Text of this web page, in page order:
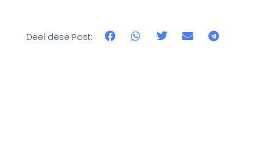
Deel dëse Post: